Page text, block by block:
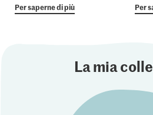
Per saperne di più Per
La mia